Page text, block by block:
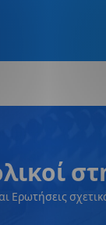
Ερωτήσεις